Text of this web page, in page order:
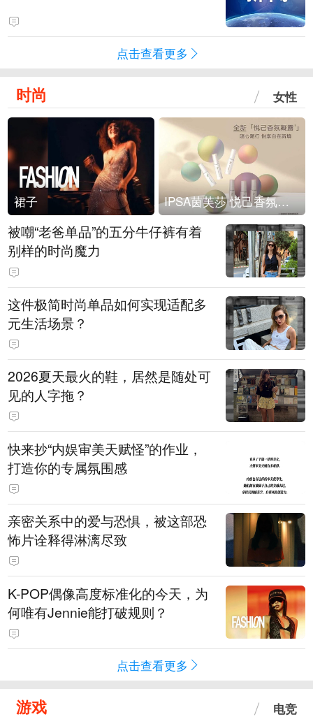
点击查看更多
时尚 女性
裙子 IPSA茵芙莎 悦己香氛凝露上市
被嘲“老爸单品”的五分牛仔裤有着
别样的时尚魔力
这件极简时尚单品如何实现适配多
元生活场景？
2026夏天最火的鞋，居然是随处可
见的人字拖？
快来抄“内娱审美天赋怪”的作业，
打造你的专属氛围感
亲密关系中的爱与恐惧，被这部恐
怖片诠释得淋漓尽致
K-POP偶像高度标准化的今天，为
何唯有Jennie能打破规则？
点击查看更多
游戏 电竞